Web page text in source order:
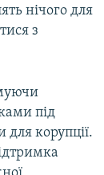
нічого для
з
під
для корупції.